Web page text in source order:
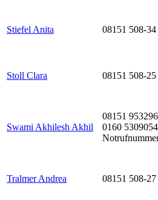
Stiefel Anita 08151 508-34
Stoll Clara 08151 508-25
Swami Akhilesh Akhil
08151 953296
0160 5309054
Tralmer Andrea 08151 508-27